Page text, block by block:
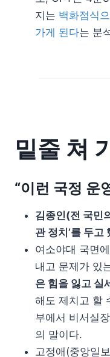
지는 백화점식
가게 된다는 분
밑줄 쳐
“이런 국정 운
김종인(전 국민
관 정치’를 두고
여소야대 국면
내고 문제가 있
은 힘을 잃고 실
해도 제치고 할
부에서 비서실
의 말이다.
고정애(중앙일